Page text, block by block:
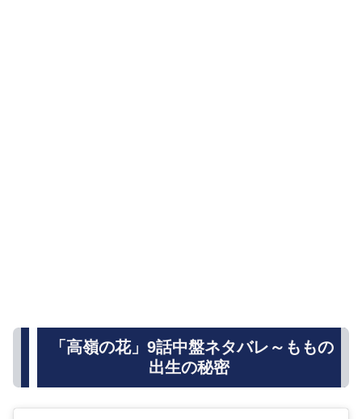
「高嶺の花」9話中盤ネタバレ～ももの
出生の秘密